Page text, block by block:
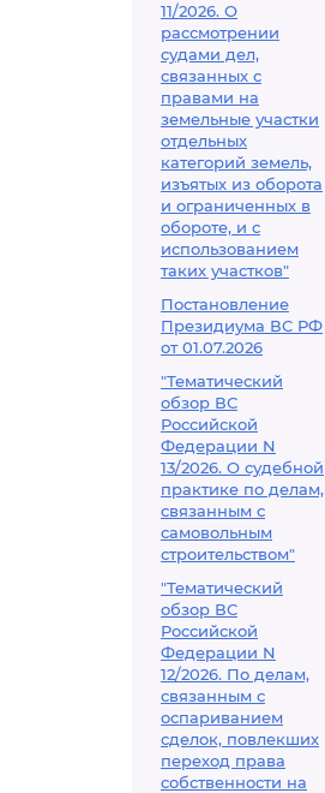
11/2026. О
рассмотрении
судами дел,
связанных с
правами на
земельные участки
отдельных
категорий земель,
изъятых из оборота
и ограниченных в
обороте, и с
использованием
таких участков"
Постановление
Президиума ВС РФ
от 01.07.2026
"Тематический
обзор ВС
Российской
Федерации N
13/2026. О судебной
практике по делам,
связанным с
самовольным
строительством"
"Тематический
обзор ВС
Российской
Федерации N
12/2026. По делам,
связанным с
оспариванием
сделок, повлекших
переход права
собственности на